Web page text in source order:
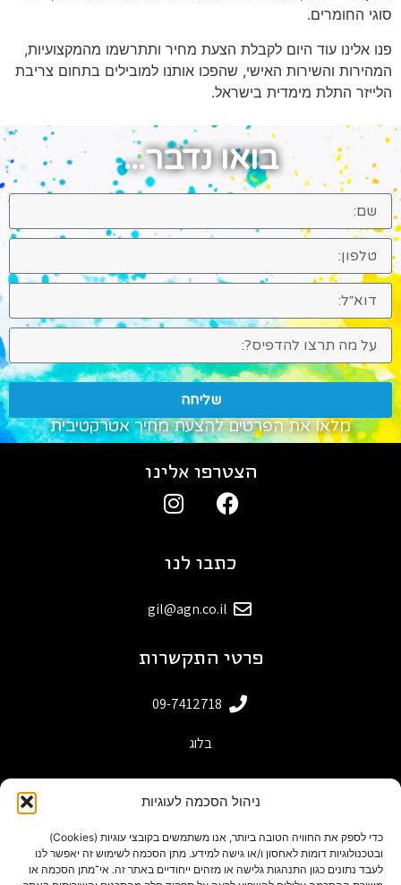
ניהול הסכמה לעוגיות
כדי לספק את החוויה הטובה ביותר, אנו משתמשים בקובצי עוגיות (Cookies)
ובטכנולוגיות דומות לאחסון ו/או גישה למידע. מתן הסכמה לשימוש זה יאפשר לנו
לעבד נתונים כגון התנהגות גלישה או מזהים ייחודיים באתר זה. אי־מתן הסכמה או
סוגי החומרים.
פנו אלינו עוד היום לקבלת הצעת מחיר ותתרשמו מהמקצועיות,
המהירות והשירות האישי, שהפכו אותנו למובילים בתחום צריבת
הלייזר התלת מימדית בישראל.
בואו נדבר...
שליחה
מלאו את הפרטים להצעת מחיר אטרקטיבית
פרטי התקשרות
09-7412718
בלוג
כתבו לנו
gil@agn.co.il
הצטרפו אלינו